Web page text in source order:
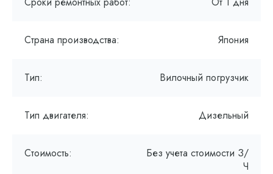
Страна производства: Япония
Тип: Вилочный погрузчик
Тип двигателя: Дизельный
Стоимость:
Без учета стоимости З/
Ч